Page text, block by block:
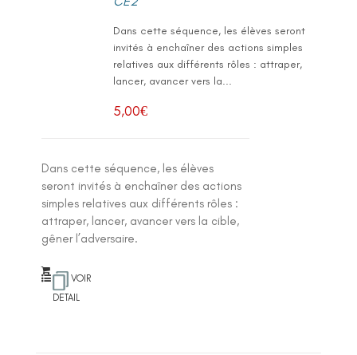
Dans cette séquence, les élèves seront
invités à enchaîner des actions simples
relatives aux différents rôles : attraper,
lancer, avancer vers la...
5,00€
Dans cette séquence, les élèves
seront invités à enchaîner des actions
simples relatives aux différents rôles :
attraper, lancer, avancer vers la cible,
gêner l’adversaire.
VOIR
DETAIL